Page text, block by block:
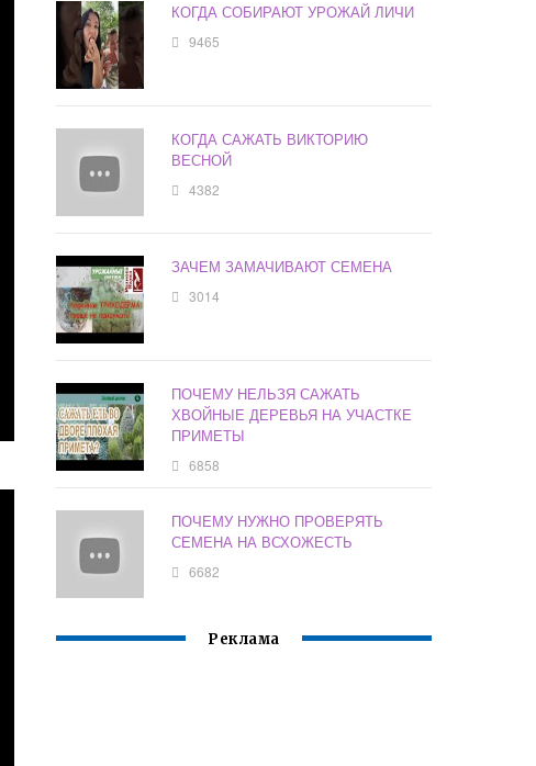
КОГДА СОБИРАЮТ УРОЖАЙ ЛИЧИ
9465
КОГДА САЖАТЬ ВИКТОРИЮ
ВЕСНОЙ
4382
ЗАЧЕМ ЗАМАЧИВАЮТ СЕМЕНА
3014
ПОЧЕМУ НЕЛЬЗЯ САЖАТЬ
ХВОЙНЫЕ ДЕРЕВЬЯ НА УЧАСТКЕ
ПРИМЕТЫ
6858
ПОЧЕМУ НУЖНО ПРОВЕРЯТЬ
СЕМЕНА НА ВСХОЖЕСТЬ
6682
Реклама